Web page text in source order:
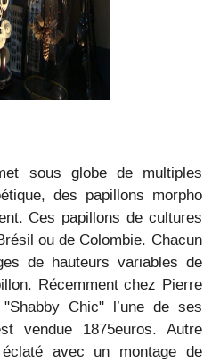
sous globe de multiples
des papillons morpho
Ces papillons de cultures
ou de Colombie. Chacun
de hauteurs variables de
Récemment chez Pierre
Chic" l’une de ses
vendue 1875euros. Autre
avec un montage de